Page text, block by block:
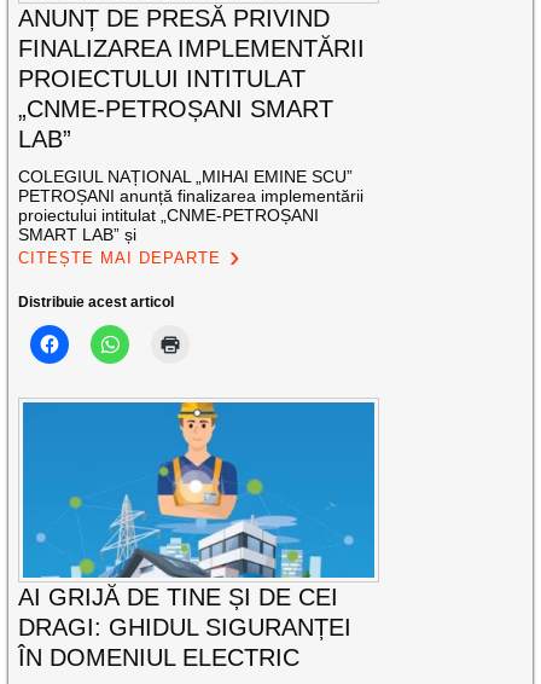
ANUNȚ DE PRESĂ PRIVIND
FINALIZAREA IMPLEMENTĂRII
PROIECTULUI INTITULAT
„CNME-PETROȘANI SMART
LAB”
COLEGIUL NAȚIONAL „MIHAI EMINE SCU”
PETROȘANI anunță finalizarea implementării
proiectului intitulat „CNME-PETROȘANI
SMART LAB” și
CITEȘTE MAI DEPARTE
Distribuie acest articol
AI GRIJĂ DE TINE ȘI DE CEI
DRAGI: GHIDUL SIGURANȚEI
ÎN DOMENIUL ELECTRIC